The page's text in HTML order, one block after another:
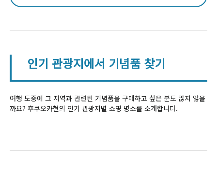
인기 관광지에서 기념품 찾기
여행 도중에 그 지역과 관련된 기념품을 구매하고 싶은 분도 많지 않을
까요? 후쿠오카현의 인기 관광지별 쇼핑 명소를 소개합니다.